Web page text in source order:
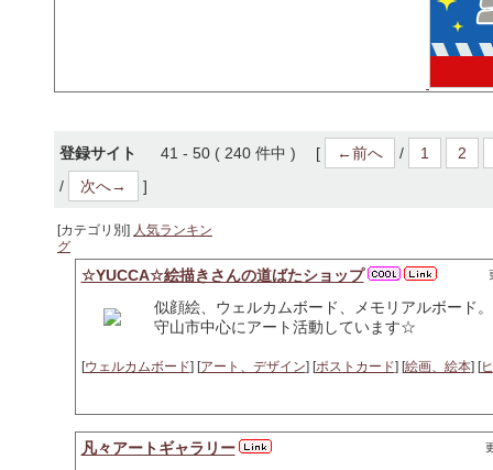
登録サイト 41 - 50 ( 240 件中 ) [ ←前へ / 1
2
/
次へ→ ]
[カテゴリ別] 人気ランキン
グ
☆YUCCA☆絵描きさんの道ばたショップ
似顔絵、ウェルカムボード、メモリアルボード
守山市中心にアート活動しています☆
[ウェルカムボード] [アート、デザイン] [ポストカード] [絵画、絵本] [
凡々アートギャラリー